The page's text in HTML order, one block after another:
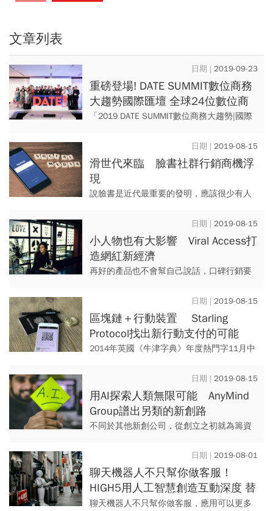
文章列表
2019-09-23
重磅登場! DATE SUMMIT數位商務
大趨勢國際匯壇 全球24位數位商
務領袖齊聚 解析數位未來
「2019 DATE SUMMIT數位商務大趨勢|國際
隆重登場，集結美國、瑞典、日本、韓國等8
國共2...
2019-08-15
滑世代來臨 臉書社群行銷商機浮
現
說臉書是近代最重要的發明，應該很少有人
Facebook、Instagram、WhatsApp和Mes...
2019-08-15
小人物也有大影響 Viral Access打
造網紅新經濟
再好的產品也不會幫自己說話，口碑行銷要
Access創始人Folke Engholm找來了網紅，...
2019-08-15
區塊鏈＋行動裝置 Starling
Protocol找出新行動支付的可能
2014年英國《牛津字典》年度熱門字11月中
上，首度將「非接觸式行動付款」推上檯
面，也正式...
2019-08-15
用AI探索人類無限可能 AnyMind
Group譜出另類的新創路
不同於其他新創公司，從創立之初就為籌資
成立三年，就因為組織規模與業務範圍不斷
擴大，很快就...
2019-08-01
聊天機器人不只幫你做客服！
HIGH5用人工智慧創造互動深度 替
品牌打造獨一無二的顧客體驗
聊天機器人不只幫你做客服，應用可以更多